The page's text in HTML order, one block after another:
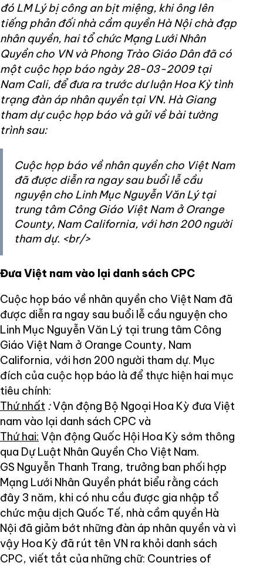
đó LM Lý bị công an bịt miệng, khi ông lên
tiếng phản đối nhà cầm quyền Hà Nội chà đạp
nhân quyền, hai tổ chức Mạng Lưới Nhân
Quyền cho VN và Phong Trào Giáo Dân đã có
một cuộc họp báo ngày 28-03-2009 tại
Nam Cali, để đưa ra trước dư luận Hoa Kỳ tình
trạng đàn áp nhân quyền tại VN. Hà Giang
tham dự cuộc họp báo và gửi về bài tường
trình sau:
Cuộc họp báo về nhân quyền cho Việt Nam
đã được diễn ra ngay sau buổi lễ cầu
nguyện cho Linh Mục Nguyễn Văn Lý tại
trung tâm Công Giáo Việt Nam ở Orange
County, Nam California, với hơn 200 người
tham dự. <br/>
Đưa Việt nam vào lại danh sách CPC
Cuộc họp báo về nhân quyền cho Việt Nam đã
được diễn ra ngay sau buổi lễ cầu nguyện cho
Linh Mục Nguyễn Văn Lý tại trung tâm Công
Giáo Việt Nam ở Orange County, Nam
California, với hơn 200 người tham dự. Mục
đích của cuộc họp báo là để thực hiện hai mục
tiêu chính:
Thứ nhất :Vận động Bộ Ngoại Hoa Kỳ đưa Việt
nam vào lại danh sách CPC và
Thứ hai: Vận động Quốc Hội Hoa Kỳ sớm thông
qua Dự Luật Nhân Quyền Cho Việt Nam.
GS Nguyễn Thanh Trang, trưởng ban phối hợp
Mạng Lưới Nhân Quyền phát biểu rằng cách
đây 3 năm, khi có nhu cầu được gia nhập tổ
chức mậu dịch Quốc Tế, nhà cầm quyền Hà
Nội đã giảm bớt những đàn áp nhân quyền và vì
vậy Hoa Kỳ đã rút tên VN ra khỏi danh sách
CPC, viết tắt của những chữ: Countries of